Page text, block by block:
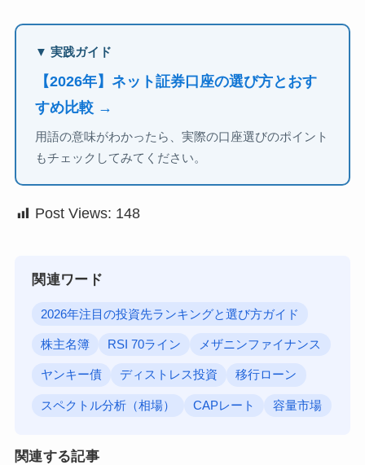
▼ 実践ガイド
【2026年】ネット証券口座の選び方とおす
すめ比較 →
用語の意味がわかったら、実際の口座選びのポイント
もチェックしてみてください。
Post Views: 148
関連ワード
2026年注目の投資先ランキングと選び方ガイド
株主名簿 RSI 70ライン メザニンファイナンス
ヤンキー債 ディストレス投資 移行ローン
スペクトル分析（相場） CAPレート 容量市場
関連する記事